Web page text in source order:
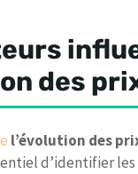
des
l’évolution des
d’identifier